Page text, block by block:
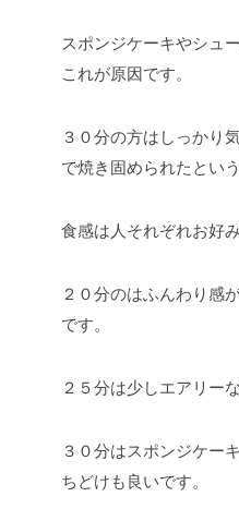
スポンジケーキやシュ
これが原因です。
３０分の方はしっかり
で焼き固められたという
食感は人それぞれお好み
２０分のはふんわり感
です。
２５分は少しエアリー
３０分はスポンジケー
ちどけも良いです。